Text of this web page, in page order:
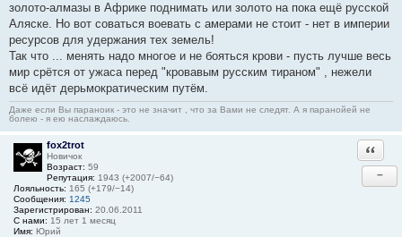
золото-алмазы в Африке поднимать или золото на пока ещё русской
Аляске. Но вот соваться воевать с амерами не стоит - нет в империи
ресурсов для удержания тех земель!
Так что ... менять надо многое и не бояться крови - пусть лучше весь
мир срётся от ужаса перед "кровавым русским тираном" , нежели
всё идёт дерьмократическим путём.
Даже если Вы параноик - это не значит , что за Вами не следят. А я паранойей не
болею - я ею наслаждаюсь.
fox2trot
Новичок
Возраст: 59
Репутация: 1943 (+2007/−64)
Лояльность: 165 (+179/−14)
Сообщения: 1245
Зарегистрирован: 20.06.2011
С нами: 15 лет 1 месяц
Имя: Юрий
−